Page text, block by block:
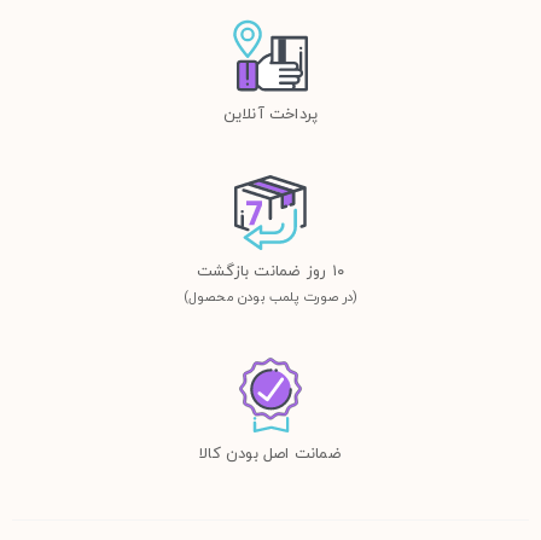
پرداخت آنلاین
١٠ روز ضمانت بازگشت
(در صورت پلمب بودن محصول)
ضمانت اصل بودن کالا